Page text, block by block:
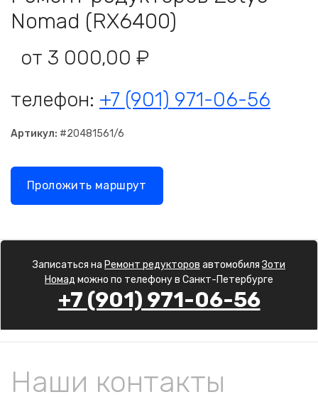
Nomad (RX6400)
от 3 000,00 ₽
телефон: +7 (901) 971-06-56
Артикул: #20481561/6
Проложить маршрут
Записаться на Ремонт редукторов автомобиляЗоти
Номад можно по телефону в Санкт-Петербурге
+7 (901) 971-06-56
Наши контакты